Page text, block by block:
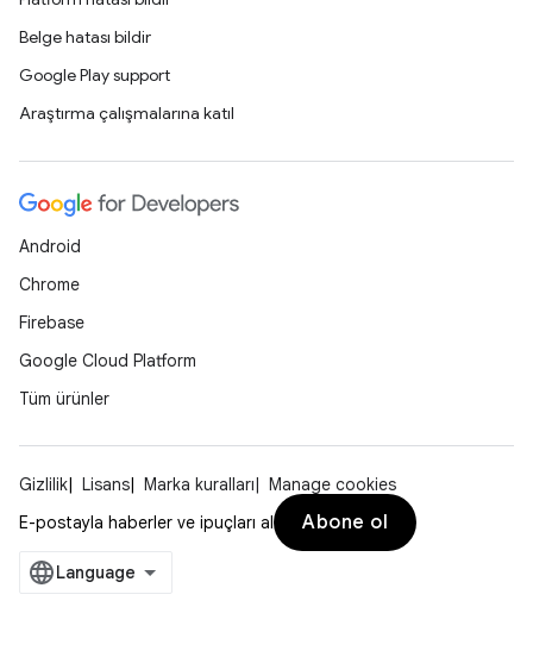
Belge hatası bildir
Google Play support
Araştırma çalışmalarına katıl
Android
Chrome
Firebase
Google Cloud Platform
Tüm ürünler
Gizlilik Lisans Marka kuralları
Manage cookies
E-postayla haberler ve ipuçları al
Abone ol